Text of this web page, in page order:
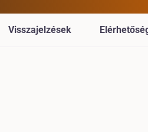
Visszajelzések